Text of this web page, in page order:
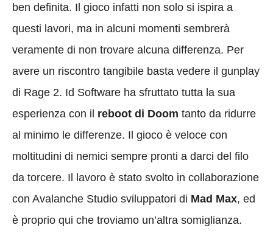
ben definita. Il gioco infatti non solo si ispira a
questi lavori, ma in alcuni momenti sembrerà
veramente di non trovare alcuna differenza. Per
avere un riscontro tangibile basta vedere il gunplay
di Rage 2. Id Software ha sfruttato tutta la sua
esperienza con il reboot di Doom tanto da ridurre
al minimo le differenze. Il gioco è veloce con
moltitudini di nemici sempre pronti a darci del filo
da torcere. Il lavoro è stato svolto in collaborazione
con Avalanche Studio sviluppatori di Mad Max, ed
è proprio qui che troviamo un’altra somiglianza.